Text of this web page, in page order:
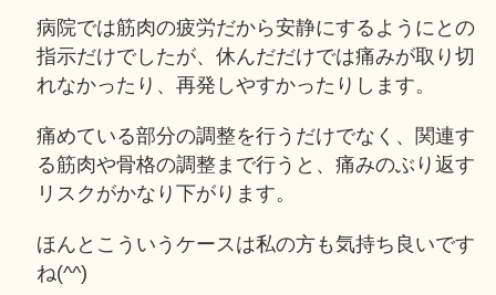
病院では筋肉の疲労だから安静にするようにとの
指示だけでしたが、休んだだけでは痛みが取り切
れなかったり、再発しやすかったりします。
痛めている部分の調整を行うだけでなく、関連す
る筋肉や骨格の調整まで行うと、痛みのぶり返す
リスクがかなり下がります。
ほんとこういうケースは私の方も気持ち良いです
ね(^^)